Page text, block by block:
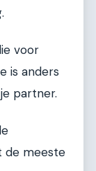
voor
is anders
partner.
de meeste